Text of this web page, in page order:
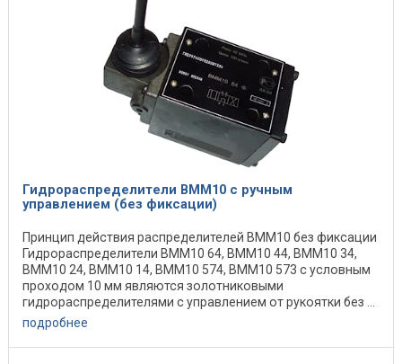
Гидрораспределители ВММ10 с ручным
управлением (без фиксации)
Принцип действия распределителей ВММ10 без фиксации
Гидрораспределители ВММ10 64, ВММ10 44, ВММ10 34,
ВММ10 24, ВММ10 14, ВММ10 574, ВММ10 573 с условным
проходом 10 мм являются золотниковыми
гидрораспределителями с управлением от рукоятки без ...
подробнее